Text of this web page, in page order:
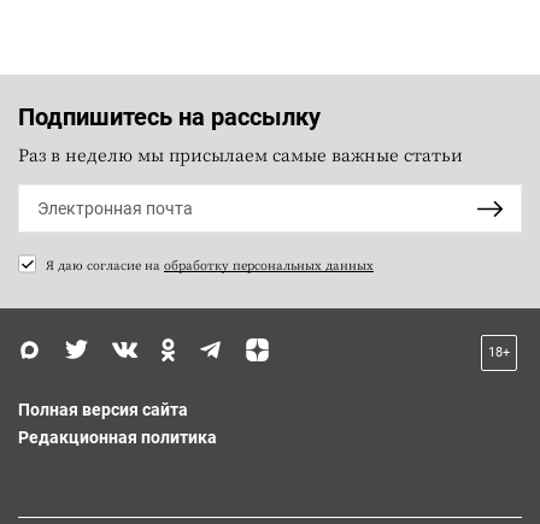
Подпишитесь на рассылку
Раз в неделю мы присылаем самые важные статьи
Я даю согласие на обработку персональных данных
18+
Полная версия сайта
Редакционная политика